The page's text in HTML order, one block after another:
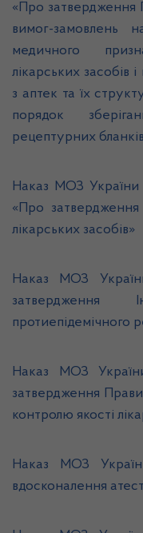
«Про затвердження
вимог-замовлень
медичного
лікарських засобів
з аптек та їх
порядок
рецептурних
Наказ МОЗ
«Про затвердження
лікарських засобів»
Наказ МОЗ
затвердження
протиепідемічного
Наказ МОЗ
затвердження
контролю якості
Наказ МОЗ
вдосконалення